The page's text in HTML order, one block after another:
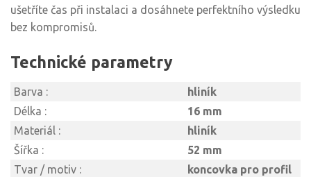
ušetříte čas při instalaci a dosáhnete perfektního výsledku
bez kompromisů.
Technické parametry
Barva :
hliník
Délka :
16 mm
Materiál :
hliník
Šířka :
52 mm
Tvar / motiv :
koncovka pro profil